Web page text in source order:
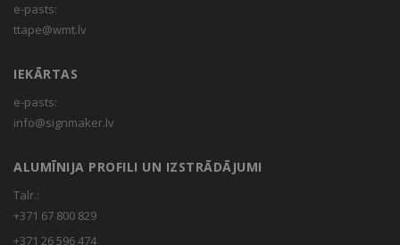
e-pasts:
ttape@wmt.lv
IEKĀRTAS
e-pasts:
info@signmaker.lv
ALUMĪNIJA PROFILI UN IZSTRĀDĀJUMI
Talr.:
+371 67 800 829
+371 26 596 474